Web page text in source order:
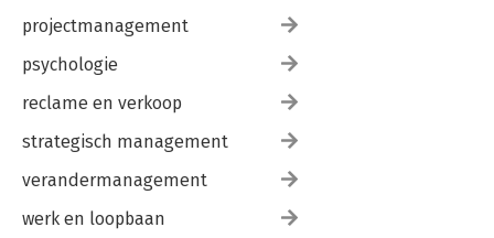
projectmanagement
psychologie
reclame en verkoop
strategisch management
verandermanagement
werk en loopbaan